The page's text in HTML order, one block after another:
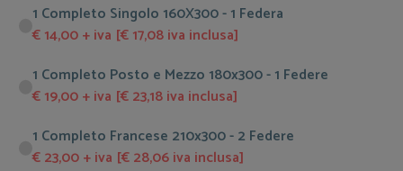
1 Completo Singolo 160X300 - 1 Federa
€ 14,00 + iva [€ 17,08 iva inclusa]
1 Completo Posto e Mezzo 180x300 - 1 Federe
€ 19,00 + iva [€ 23,18 iva inclusa]
1 Completo Francese 210x300 - 2 Federe
€ 23,00 + iva [€ 28,06 iva inclusa]